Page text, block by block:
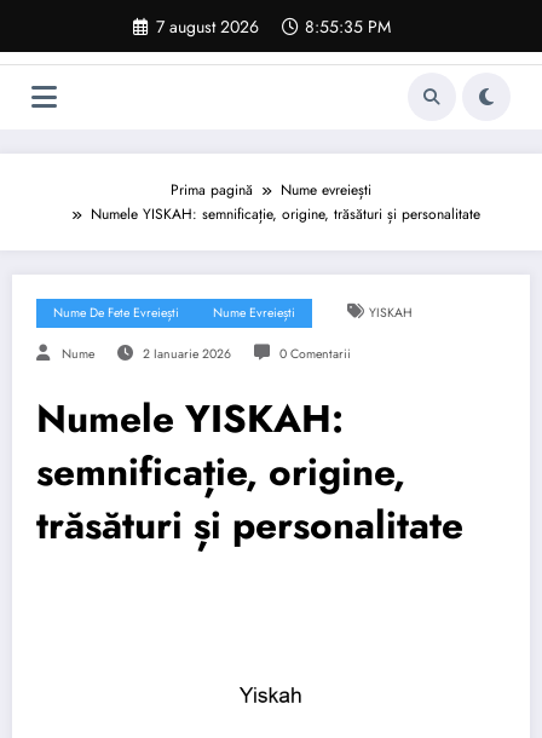
conținut
7 august 2026 8:55:36 PM
Prima pagină
Nume evreiești
Numele YISKAH: semnificație, origine, trăsături și personalitate
Nume De Fete Evreiești Nume Evreiești YISKAH
Nume 2 Ianuarie 2026 0 Comentarii
Numele YISKAH:
semnificație, origine,
trăsături și personalitate